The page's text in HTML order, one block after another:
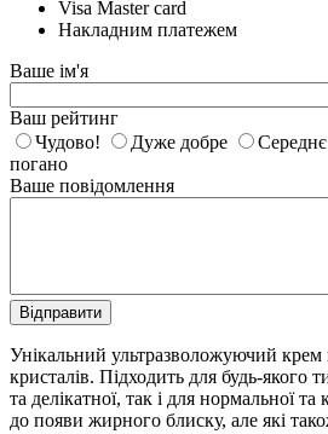
Visa Master card
Накладним платежем
Ваше ім'я
Ваш рейтинг
Чудово!
Дуже добре Середнє
погано
Ваше повідомлення
Відправити
Унікальний ультразволожуючий крем
кристалів. Підходить для будь-якого
та делікатної, так і для нормальної
до появи жирного блиску, але які